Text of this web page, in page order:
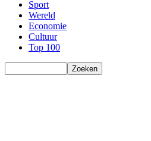
Sport
Wereld
Economie
Cultuur
Top 100